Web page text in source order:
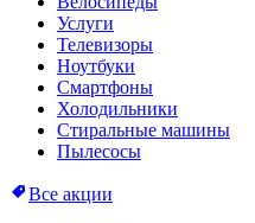
Услуги
Телевизоры
Ноутбуки
Смартфоны
Холодильники
Стиральные машины
Пылесосы
Все акции